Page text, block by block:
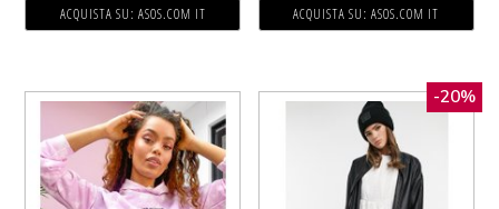
ACQUISTA SU: ASOS.COM IT ACQUISTA SU: ASOS.COM IT
-20%